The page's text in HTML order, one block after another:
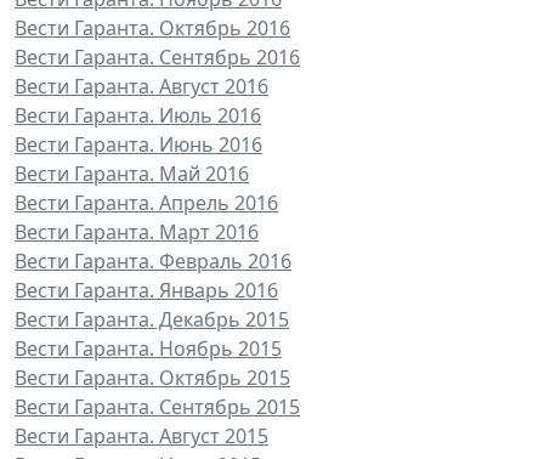
Вести Гаранта. Октябрь 2016
Вести Гаранта. Сентябрь 2016
Вести Гаранта. Август 2016
Вести Гаранта. Июль 2016
Вести Гаранта. Июнь 2016
Вести Гаранта. Май 2016
Вести Гаранта. Апрель 2016
Вести Гаранта. Март 2016
Вести Гаранта. Февраль 2016
Вести Гаранта. Январь 2016
Вести Гаранта. Декабрь 2015
Вести Гаранта. Ноябрь 2015
Вести Гаранта. Октябрь 2015
Вести Гаранта. Сентябрь 2015
Вести Гаранта. Август 2015